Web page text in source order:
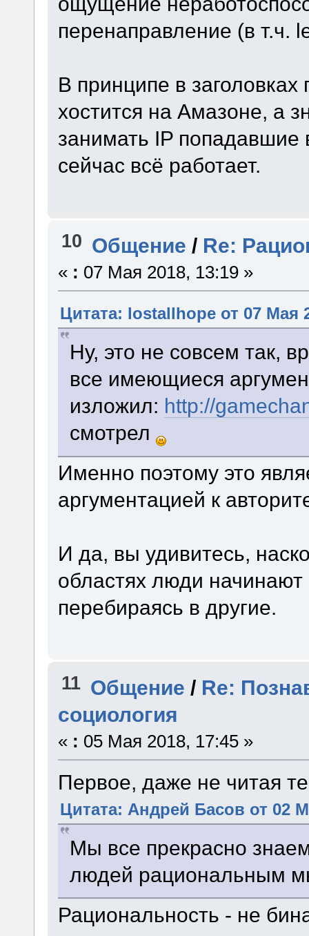
перенаправление (в т.ч.
В принципе в заголовках
хостится на Амазоне, а
занимать IP попадавшие
сейчас всё работает.
10 Общение / Re:
« : 07 Мая 2018, 13:19 »
Цитата: lostallhope от 07 Мая
Ну, это не совсем так,
все имеющиеся
изложил: http://
смотрел
Именно поэтому это
аргументацией к
И да, вы удивитесь,
областях люди
перебираясь в другие.
11 Общение / Re:
социология
« : 05 Мая 2018, 17:45 »
Первое, даже не читая
Цитата: Андрей Басов от 02
Мы все прекрасно
людей рациональным
Рациональность - не